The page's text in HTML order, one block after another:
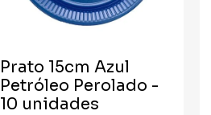
Prato 15cm Azul
Petróleo Perolado -
10 unidades